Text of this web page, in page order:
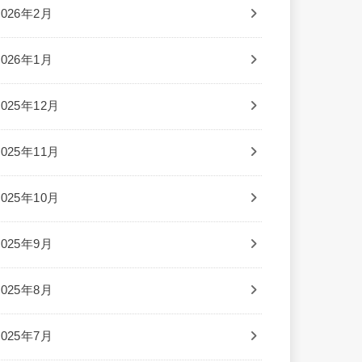
年2月
年1月
年12月
年11月
年10月
年9月
年8月
年7月